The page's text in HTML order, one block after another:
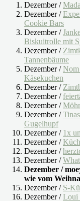
Dezember /
Dezember /
Cookie Bars
Dezember /
Biskuitrolle mit
Dezember /
Tannenbäume
Dezember /
Käsekuchen
Dezember /
Dezember /
Dezember /
Dezember /
Gugelhupf
Dezember / 1x
Dezember /
Dezember /
Dezember /
Dezember /
wie vom
Dezember / S-
Dezember /Loui